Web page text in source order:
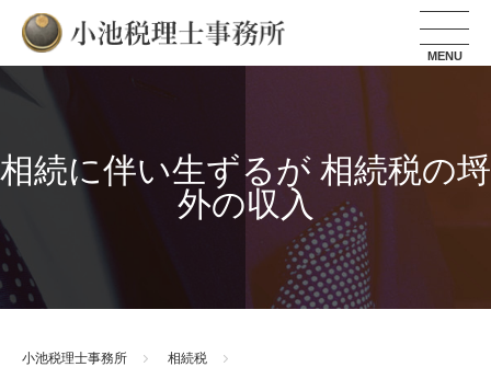
小池税理士事務所
相続に伴い生ずるが 相続税の埒
外の収入
小池税理士事務所
相続税